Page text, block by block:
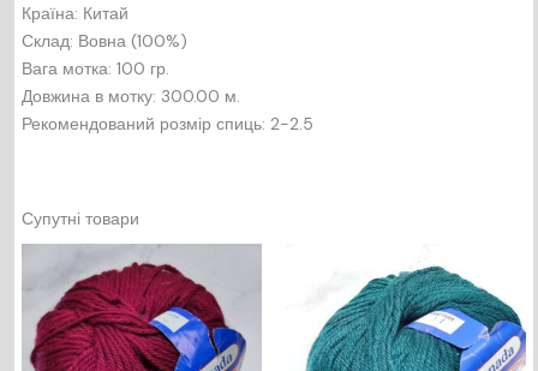
Країна: Китай
Склад: Вовна (100%)
Вага мотка: 100 гр.
Довжина в мотку: 300.00 м.
Рекомендований розмір спиць: 2-2.5
Супутні товари